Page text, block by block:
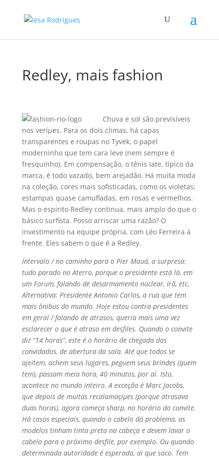
Redley, mais fashion
Chuva e sol são previsí­veis
nos veríµes. Para os dois climas, há capas
transparentes e roupas no Tyvek, o papel
moderninho que tem cara leve (nem sempre é
fresquinho). Em compensação, o tênis Iate, tí­pico da
marca, é todo vazado, bem arejadão. Há muita moda
na coleção, cores mais sofisticadas, como os violetas;
estampas quase camufladas, em rosas e vermelhos.
Mas o espí­rito Redley continua, mais amplo do que o
básico surfista. Posso arriscar uma razão? O
investimento na equipe própria, com Léo Ferreira à
frente. Eles sabem o que é a Redley.
Intervalo / no caminho para o Pier Mauá, a surpresa:
tudo parado no Aterro, porque o presidente está lá, em
um Forum, falando de desarmamento nuclear, Irã, etc.
Alternativa: Presidente Antonio Carlos, a rua que tem
mais ônibus do mundo. Hoje estou contra presidentes
em geral / falando de atrasos, queria mais uma vez
esclarecer o que é atraso em desfiles. Quando o convite
diz “14 horas”, este é o horário de chegada dos
convidados, de abertura da sala. Até que todos se
ajeitem, achem seus lugares, peguem seus brindes (quem
tem), passam meia hora, 40 minutos, por aí­. Isto,
acontece no mundo inteiro. A exceção é Marc Jacobs,
que depois de muitas recalamaçíµes (porque atrasava
duas horas), agora começa sharp, no horário do convite.
Há casos especiais, quando o cabelo dá problema, as
modelos tinham tinta preta na cabeça e devem lavar o
cabelo para o próximo desfile, por exemplo. Ou quando
determinada autoridade é esperada, ai que saco. Tem